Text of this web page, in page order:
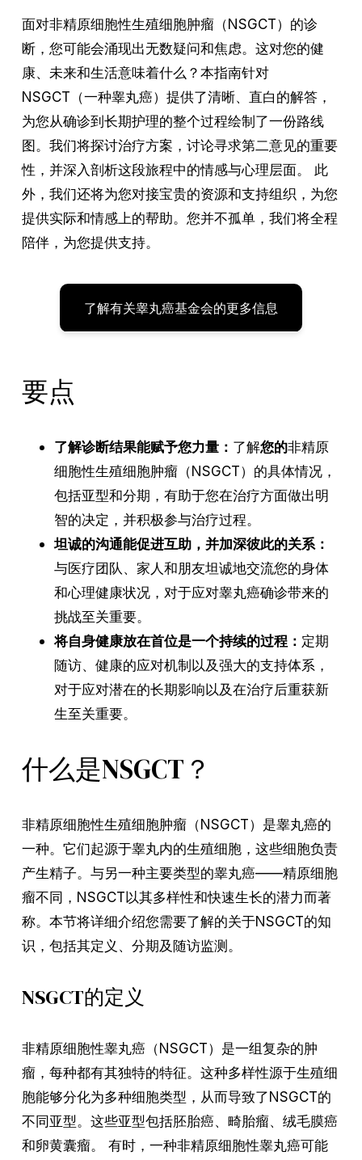
面对非精原细胞性生殖细胞肿瘤（NSGCT）的诊
断，您可能会涌现出无数疑问和焦虑。这对您的健
康、未来和生活意味着什么？本指南针对
NSGCT（一种睾丸癌）提供了清晰、直白的解答，
为您从确诊到长期护理的整个过程绘制了一份路线
图。我们将探讨治疗方案，讨论寻求第二意见的重要
性，并深入剖析这段旅程中的情感与心理层面。 此
外，我们还将为您对接宝贵的资源和支持组织，为您
提供实际和情感上的帮助。您并不孤单，我们将全程
陪伴，为您提供支持。
了解有关睾丸癌基金会的更多信息
要点
了解诊断结果能赋予您力量： 了解您的非精原
细胞性生殖细胞肿瘤（NSGCT）的具体情况，
包括亚型和分期，有助于您在治疗方面做出明
智的决定，并积极参与治疗过程。
坦诚的沟通能促进互助，并加深彼此的关系：
与医疗团队、家人和朋友坦诚地交流您的身体
和心理健康状况，对于应对睾丸癌确诊带来的
挑战至关重要。
将自身健康放在首位是一个持续的过程： 定期
随访、健康的应对机制以及强大的支持体系，
对于应对潜在的长期影响以及在治疗后重获新
生至关重要。
什么是NSGCT？
非精原细胞性生殖细胞肿瘤（NSGCT）是睾丸癌的
一种。它们起源于睾丸内的生殖细胞，这些细胞负责
产生精子。与另一种主要类型的睾丸癌——精原细胞
瘤不同，NSGCT以其多样性和快速生长的潜力而著
称。本节将详细介绍您需要了解的关于NSGCT的知
识，包括其定义、分期及随访监测。
NSGCT的定义
非精原细胞性睾丸癌（NSGCT）是一组复杂的肿
瘤，每种都有其独特的特征。这种多样性源于生殖细
胞能够分化为多种细胞类型，从而导致了NSGCT的
不同亚型。这些亚型包括胚胎癌、畸胎瘤、绒毛膜癌
和卵黄囊瘤。 有时，一种非精原细胞性睾丸癌可能